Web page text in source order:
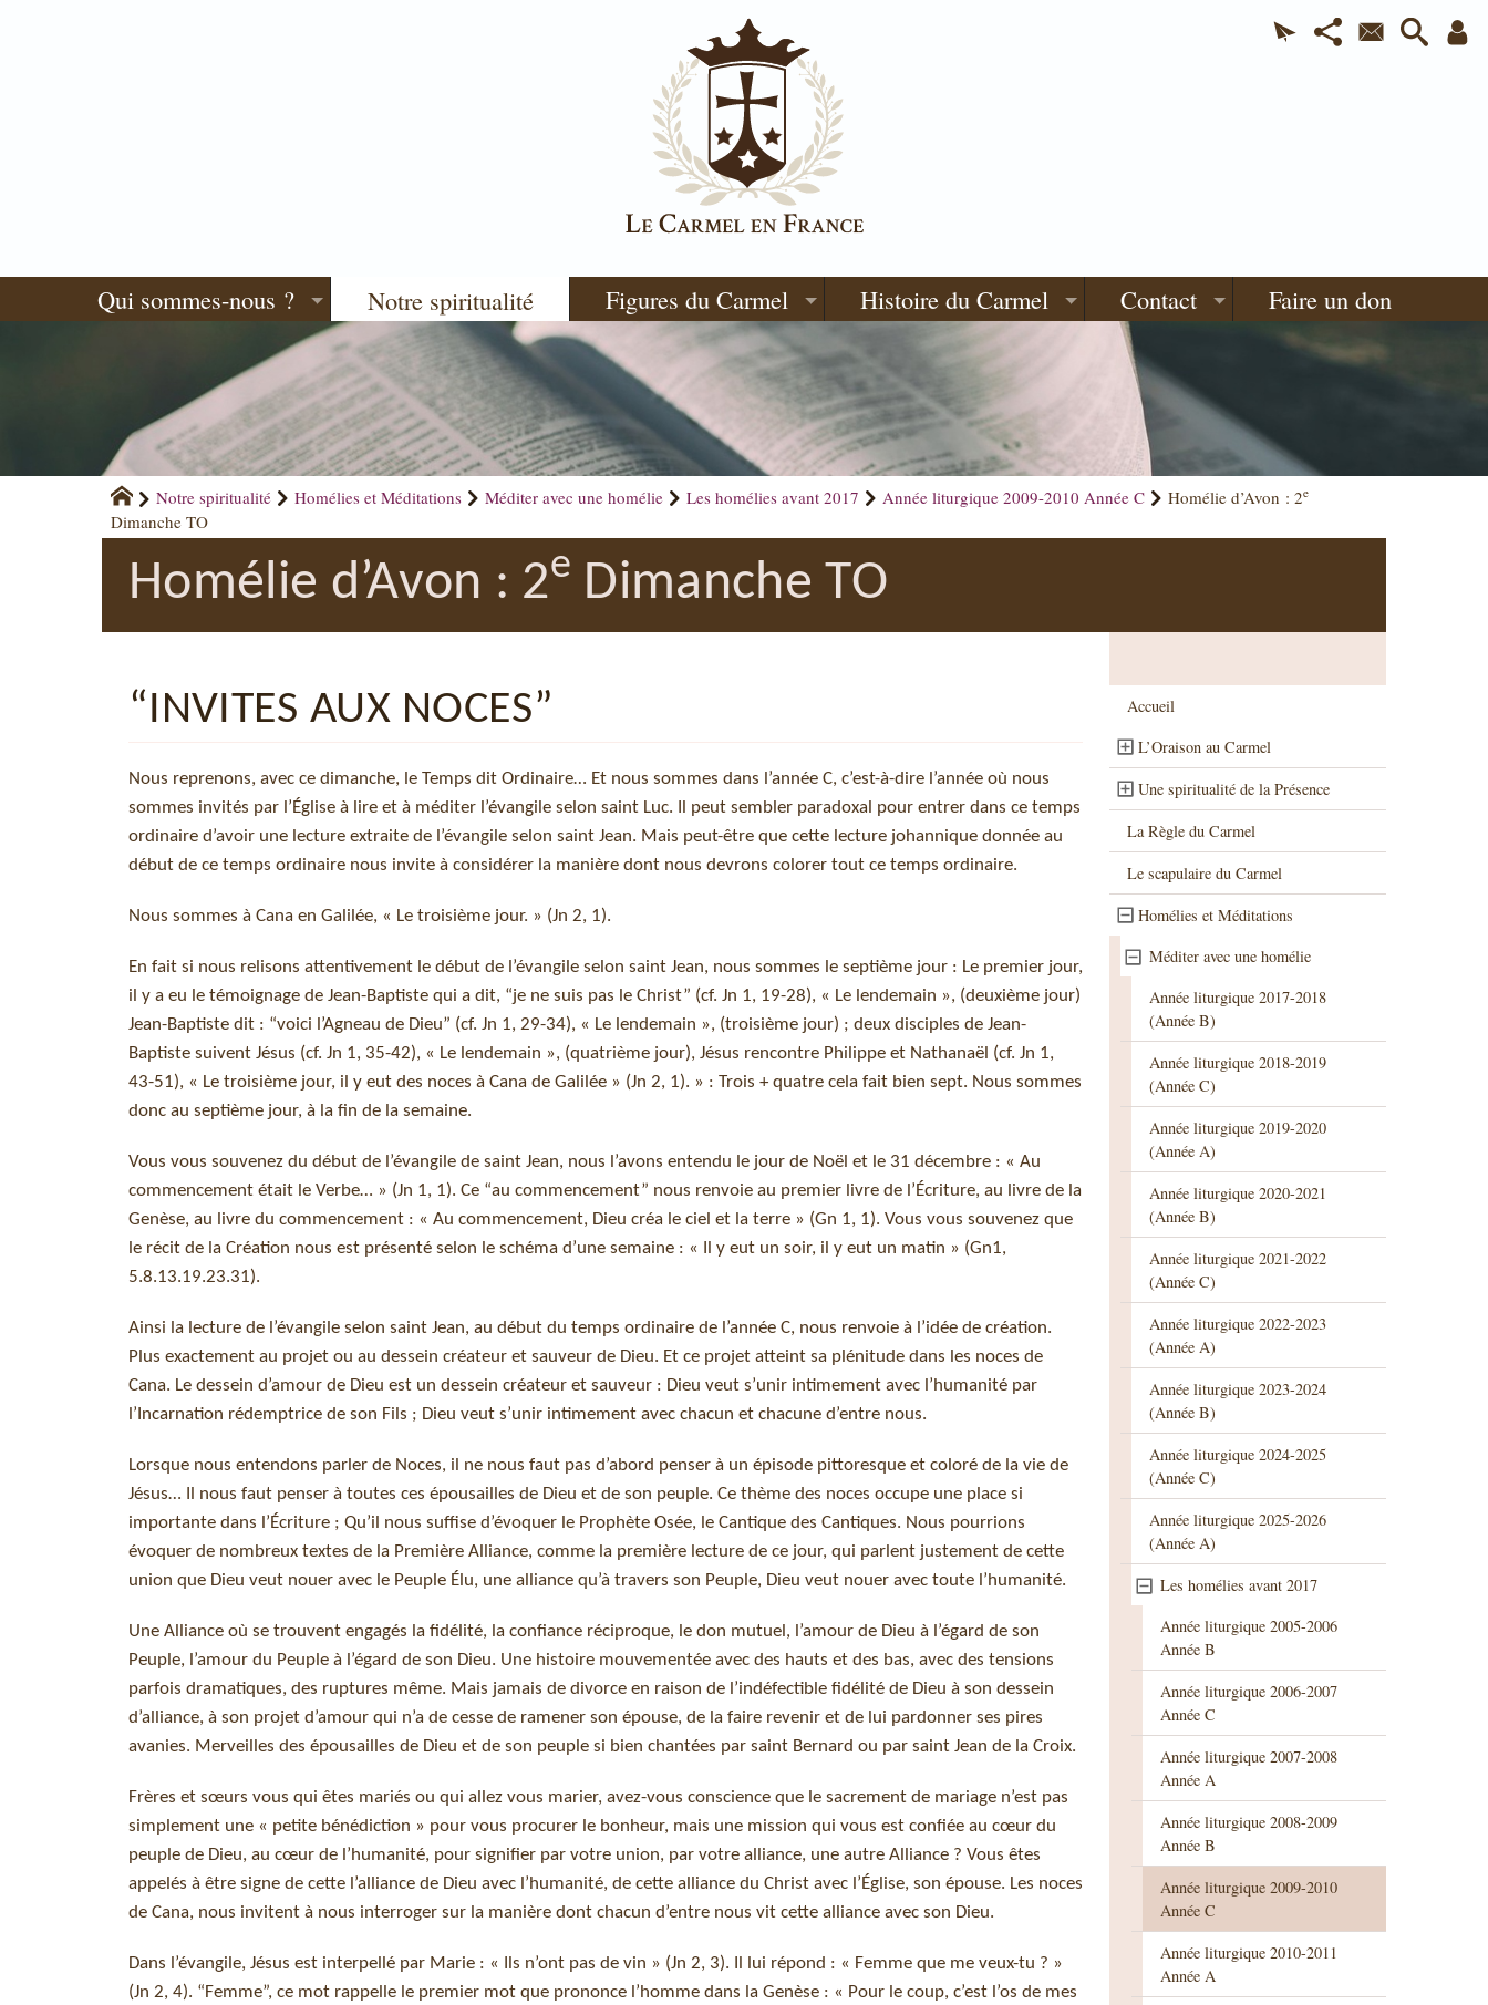
Qui sommes-nous ? Notre spiritualité Figures du Carmel Histoire du Carmel Contact Faire un don
Notre spiritualité Homélies et Méditations Méditer avec une homélie Les homélies avant 2017 Année liturgique 2009-2010 Année C Homélie d’Avon : 2e
Dimanche TO
Homélie d’Avon : 2e Dimanche TO
“INVITES AUX NOCES”
Nous reprenons, avec ce dimanche, le Temps dit Ordinaire… Et nous sommes dans l’année C, c’est-à-dire l’année où nous
sommes invités par l’Église à lire et à méditer l’évangile selon saint Luc. Il peut sembler paradoxal pour entrer dans ce temps
ordinaire d’avoir une lecture extraite de l’évangile selon saint Jean. Mais peut-être que cette lecture johannique donnée au
début de ce temps ordinaire nous invite à considérer la manière dont nous devrons colorer tout ce temps ordinaire.
Nous sommes à Cana en Galilée, « Le troisième jour. » (Jn 2, 1).
En fait si nous relisons attentivement le début de l’évangile selon saint Jean, nous sommes le septième jour : Le premier jour,
il y a eu le témoignage de Jean-Baptiste qui a dit, “je ne suis pas le Christ” (cf. Jn 1, 19-28), « Le lendemain », (deuxième jour)
Jean-Baptiste dit : “voici l’Agneau de Dieu” (cf. Jn 1, 29-34), « Le lendemain », (troisième jour) ; deux disciples de Jean-
Baptiste suivent Jésus (cf. Jn 1, 35-42), « Le lendemain », (quatrième jour), Jésus rencontre Philippe et Nathanaël (cf. Jn 1,
43-51), « Le troisième jour, il y eut des noces à Cana de Galilée » (Jn 2, 1). » : Trois + quatre cela fait bien sept. Nous sommes
donc au septième jour, à la fin de la semaine.
Vous vous souvenez du début de l’évangile de saint Jean, nous l’avons entendu le jour de Noël et le 31 décembre : « Au
commencement était le Verbe… » (Jn 1, 1). Ce “au commencement” nous renvoie au premier livre de l’Écriture, au livre de la
Genèse, au livre du commencement : « Au commencement, Dieu créa le ciel et la terre » (Gn 1, 1). Vous vous souvenez que
le récit de la Création nous est présenté selon le schéma d’une semaine : « Il y eut un soir, il y eut un matin » (Gn1,
5.8.13.19.23.31).
Ainsi la lecture de l’évangile selon saint Jean, au début du temps ordinaire de l’année C, nous renvoie à l’idée de création.
Plus exactement au projet ou au dessein créateur et sauveur de Dieu. Et ce projet atteint sa plénitude dans les noces de
Cana. Le dessein d’amour de Dieu est un dessein créateur et sauveur : Dieu veut s’unir intimement avec l’humanité par
l’Incarnation rédemptrice de son Fils ; Dieu veut s’unir intimement avec chacun et chacune d’entre nous.
Lorsque nous entendons parler de Noces, il ne nous faut pas d’abord penser à un épisode pittoresque et coloré de la vie de
Jésus… Il nous faut penser à toutes ces épousailles de Dieu et de son peuple. Ce thème des noces occupe une place si
importante dans l’Écriture ; Qu’il nous suffise d’évoquer le Prophète Osée, le Cantique des Cantiques. Nous pourrions
évoquer de nombreux textes de la Première Alliance, comme la première lecture de ce jour, qui parlent justement de cette
union que Dieu veut nouer avec le Peuple Élu, une alliance qu’à travers son Peuple, Dieu veut nouer avec toute l’humanité.
Une Alliance où se trouvent engagés la fidélité, la confiance réciproque, le don mutuel, l’amour de Dieu à l’égard de son
Peuple, l’amour du Peuple à l’égard de son Dieu. Une histoire mouvementée avec des hauts et des bas, avec des tensions
parfois dramatiques, des ruptures même. Mais jamais de divorce en raison de l’indéfectible fidélité de Dieu à son dessein
d’alliance, à son projet d’amour qui n’a de cesse de ramener son épouse, de la faire revenir et de lui pardonner ses pires
avanies. Merveilles des épousailles de Dieu et de son peuple si bien chantées par saint Bernard ou par saint Jean de la Croix.
Frères et sœurs vous qui êtes mariés ou qui allez vous marier, avez-vous conscience que le sacrement de mariage n’est pas
simplement une « petite bénédiction » pour vous procurer le bonheur, mais une mission qui vous est confiée au cœur du
peuple de Dieu, au cœur de l’humanité, pour signifier par votre union, par votre alliance, une autre Alliance ? Vous êtes
appelés à être signe de cette l’alliance de Dieu avec l’humanité, de cette alliance du Christ avec l’Église, son épouse. Les noces
de Cana, nous invitent à nous interroger sur la manière dont chacun d’entre nous vit cette alliance avec son Dieu.
Dans l’évangile, Jésus est interpellé par Marie : « Ils n’ont pas de vin » (Jn 2, 3). Il lui répond : « Femme que me veux-tu ? »
(Jn 2, 4). “Femme”, ce mot rappelle le premier mot que prononce l’homme dans la Genèse : « Pour le coup, c’est l’os de mes
Accueil
L’Oraison au Carmel
Une spiritualité de la Présence
La Règle du Carmel
Le scapulaire du Carmel
Homélies et Méditations
Méditer avec une homélie
Année liturgique 2017-2018
(Année B)
Année liturgique 2018-2019
(Année C)
Année liturgique 2019-2020
(Année A)
Année liturgique 2020-2021
(Année B)
Année liturgique 2021-2022
(Année C)
Année liturgique 2022-2023
(Année A)
Année liturgique 2023-2024
(Année B)
Année liturgique 2024-2025
(Année C)
Année liturgique 2025-2026
(Année A)
Les homélies avant 2017
Année liturgique 2005-2006
Année B
Année liturgique 2006-2007
Année C
Année liturgique 2007-2008
Année A
Année liturgique 2008-2009
Année B
Année liturgique 2009-2010
Année C
Année liturgique 2010-2011
Année A